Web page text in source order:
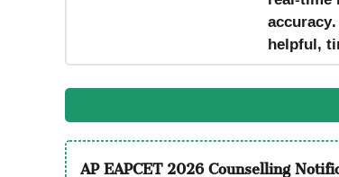
helpful,
AP EAPCET 2026 Counselling